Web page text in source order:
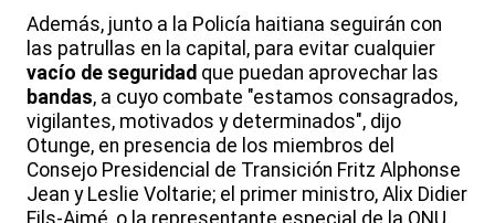
Además, junto a la Policía haitiana seguirán con
las patrullas en la capital, para evitar cualquier
vacío de seguridad que puedan aprovechar las
bandas, a cuyo combate "estamos consagrados,
vigilantes, motivados y determinados", dijo
Otunge, en presencia de los miembros del
Consejo Presidencial de Transición Fritz Alphonse
Jean y Leslie Voltarie; el primer ministro, Alix Didier